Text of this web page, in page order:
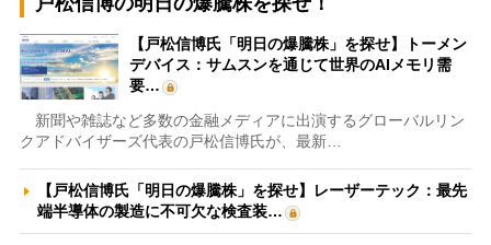
【戸松信博氏「明日の爆騰株」を探せ】トーメン
デバイス：サムスンを通じて世界のAIメモリ需
要…
新聞や雑誌など多数の金融メディアに出演するグローバルリン
クアドバイザーズ代表の戸松信博氏が、最新…
【戸松信博氏「明日の爆騰株」を探せ】レーザーテック：最先
端半導体の製造に不可欠な検査装…